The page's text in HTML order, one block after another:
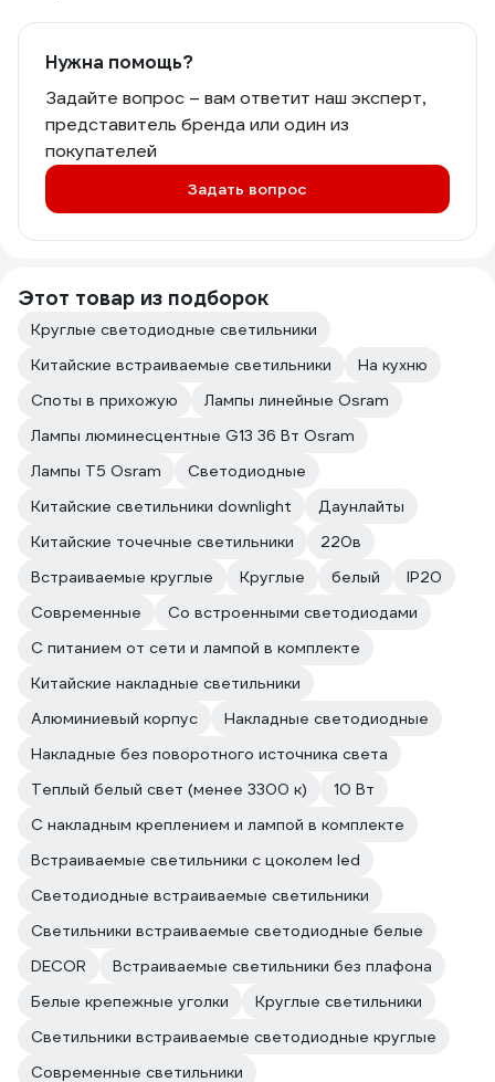
Нужна помощь?
Задайте вопрос – вам ответит наш эксперт,
представитель бренда или один из
покупателей
Задать вопрос
Этот товар из подборок
Круглые светодиодные светильники
Китайские встраиваемые светильники
На кухню
Споты в прихожую
Лампы линейные Osram
Лампы люминесцентные G13 36 Вт Osram
Лампы T5 Osram
Светодиодные
Китайские светильники downlight
Даунлайты
Китайские точечные светильники
220в
Встраиваемые круглые
Круглые белый
IP20
Современные
Со встроенными светодиодами
С питанием от сети и лампой в комплекте
Китайские накладные светильники
Алюминиевый корпус
Накладные светодиодные
Накладные без поворотного источника света
Теплый белый свет (менее 3300 к)
10 Вт
С накладным креплением и лампой в комплекте
Встраиваемые светильники с цоколем led
Светодиодные встраиваемые светильники
Светильники встраиваемые светодиодные белые
DECOR
Встраиваемые светильники без плафона
Белые крепежные уголки
Круглые светильники
Светильники встраиваемые светодиодные круглые
Современные светильники